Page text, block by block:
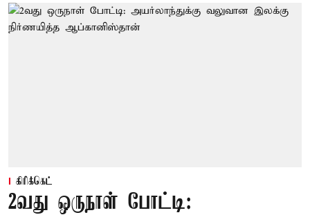
கிரிக்கெட்
2வது ஒருநாள் போட்டி: